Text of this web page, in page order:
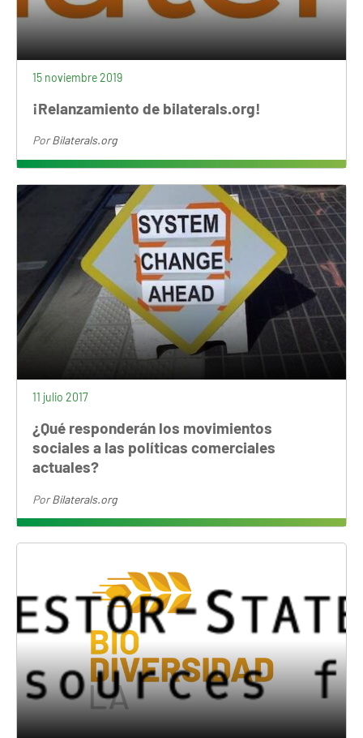
15 noviembre 2019
¡Relanzamiento de bilaterals.org!
PorBilaterals.org
11 julio 2017
¿Qué responderán los movimientos
sociales a las políticas comerciales
actuales?
PorBilaterals.org